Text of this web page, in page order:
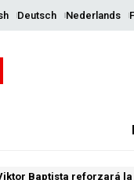
Deutsch Nederlands
Baptista reforzará la